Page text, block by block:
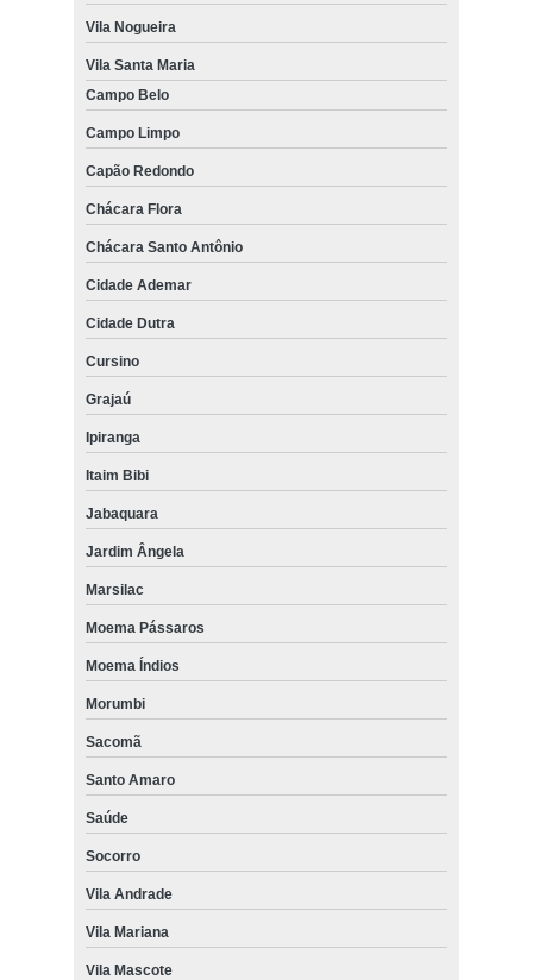
Vila Nogueira
Vila Santa Maria
Campo Belo
Campo Limpo
Capão Redondo
Chácara Flora
Chácara Santo Antônio
Cidade Ademar
Cidade Dutra
Cursino
Grajaú
Ipiranga
Itaim Bibi
Jabaquara
Jardim Ângela
Marsilac
Moema Pássaros
Moema Índios
Morumbi
Sacomã
Santo Amaro
Saúde
Socorro
Vila Andrade
Vila Mariana
Vila Mascote